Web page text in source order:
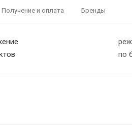
Получение и оплата Бренды
по